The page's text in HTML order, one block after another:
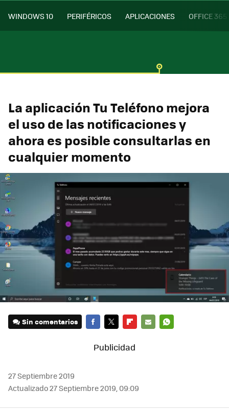
WINDOWS 10 PERIFÉRICOS APLICACIONES OFFICE 365
La aplicación Tu Teléfono mejora
el uso de las notificaciones y
ahora es posible consultarlas en
cualquier momento
Sin comentarios
27 Septiembre 2019
Actualizado 27 Septiembre 2019, 09:09